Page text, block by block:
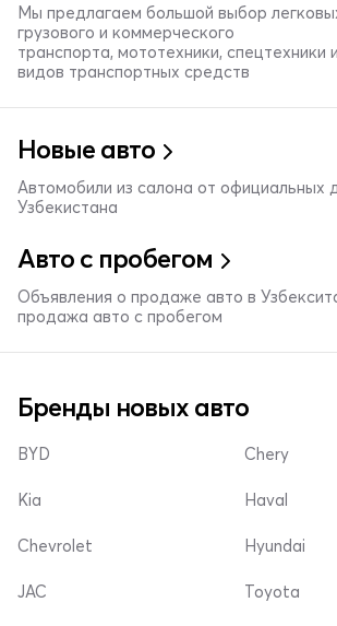
Мы предлагаем большой выбор
грузового и коммерческого
транспорта, мототехники, спецтехники
видов транспортных средств
Новые авто
Автомобили из салона от официальных
Узбекистана
Авто с пробегом
Объявления о продаже авто в
продажа авто с пробегом
Бренды новых авто
BYD
Kia
Chevrolet
Chery
Haval
Hyundai
JAC Toyota